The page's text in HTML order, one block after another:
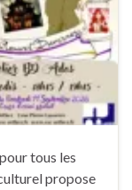
tous les
propose